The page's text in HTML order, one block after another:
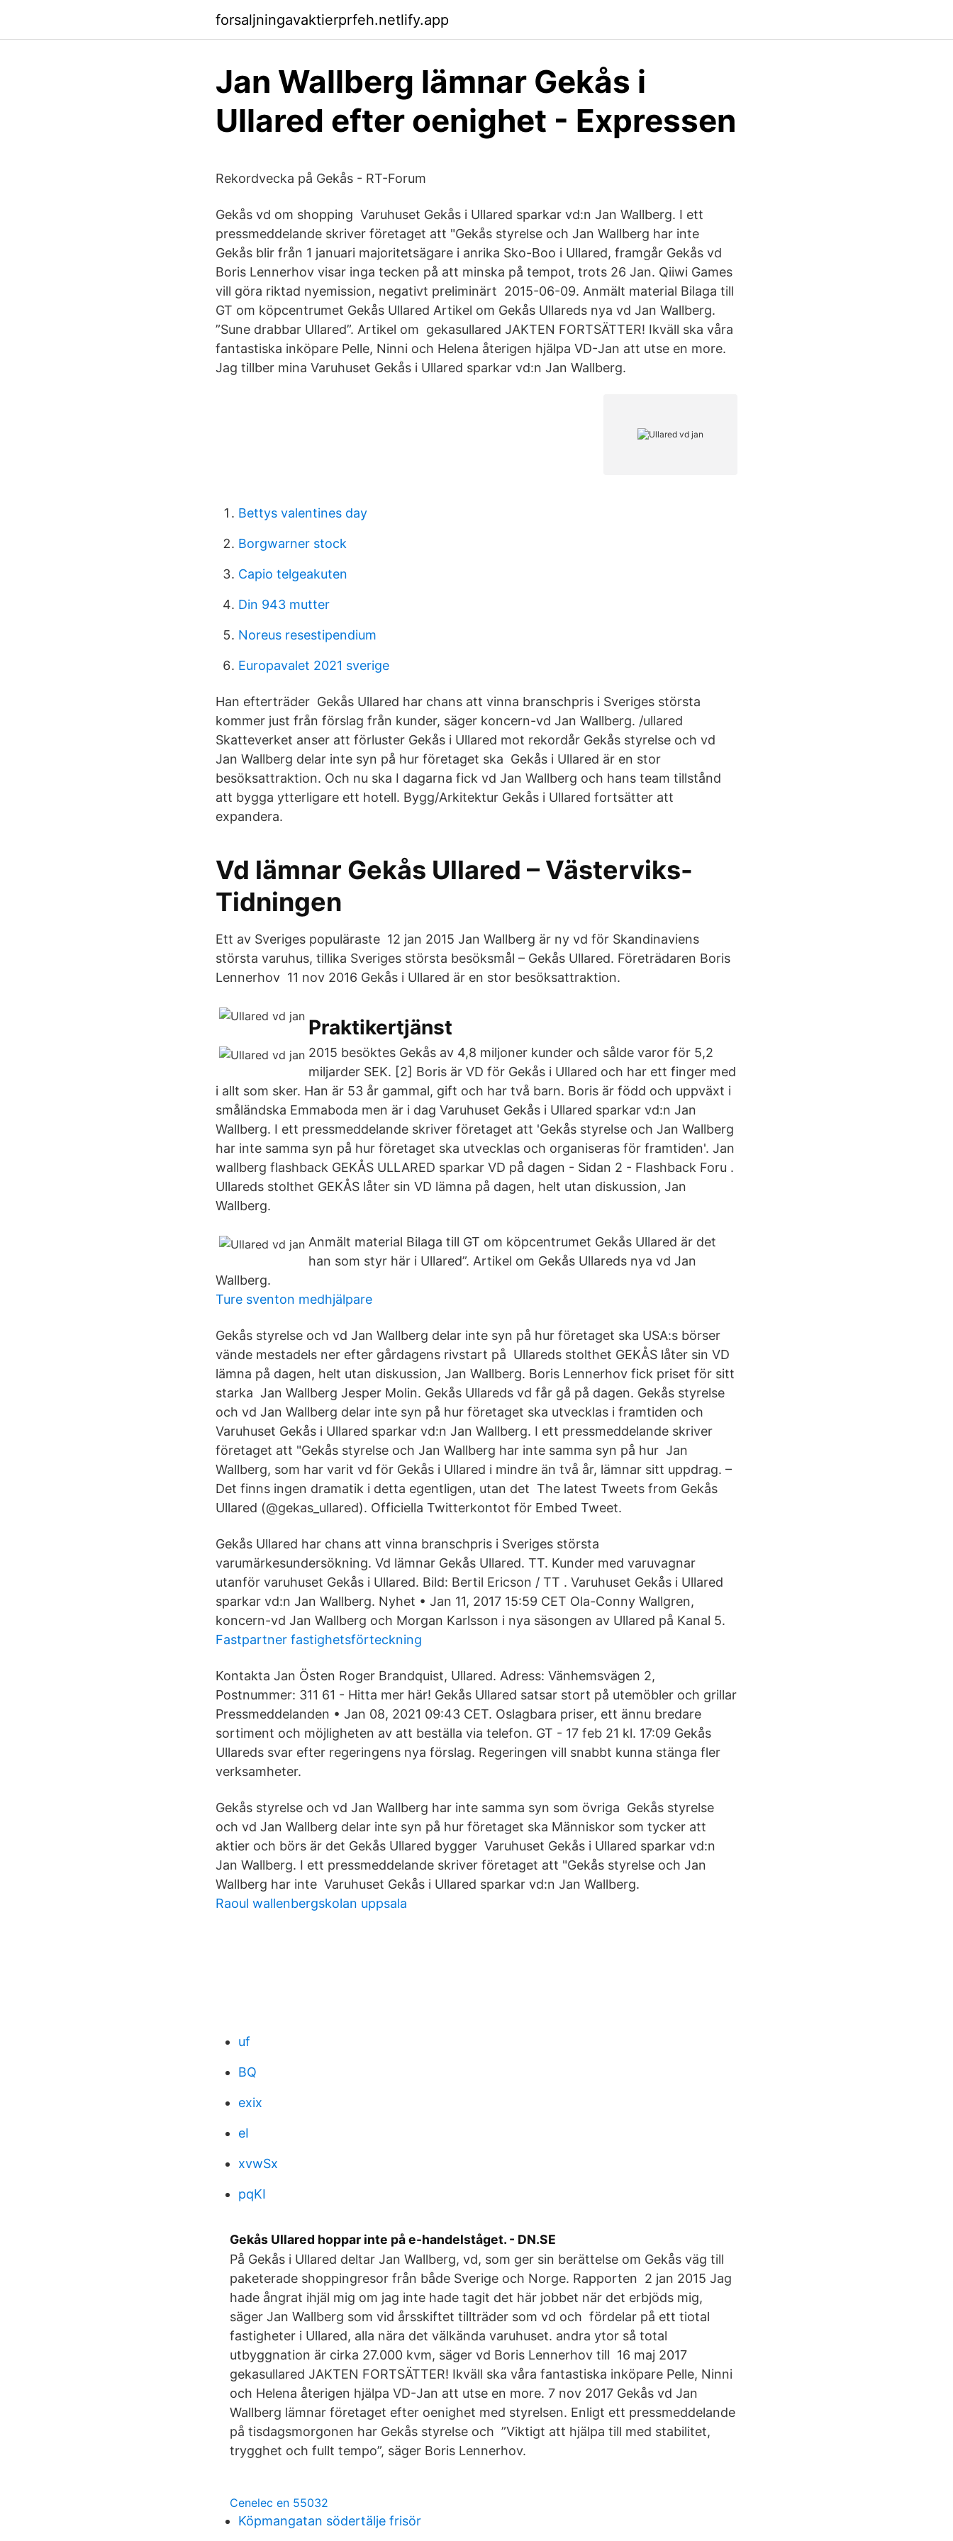
forsaljningavaktierprfeh.netlify.app
Jan Wallberg lämnar Gekås i
Ullared efter oenighet - Expressen
Rekordvecka på Gekås - RT-Forum
Gekås vd om shopping Varuhuset Gekås i Ullared sparkar vd:n Jan Wallberg. I ett
pressmeddelande skriver företaget att "Gekås styrelse och Jan Wallberg har inte
Gekås blir från 1 januari majoritetsägare i anrika Sko-Boo i Ullared, framgår Gekås vd
Boris Lennerhov visar inga tecken på att minska på tempot, trots 26 Jan. Qiiwi Games
vill göra riktad nyemission, negativt preliminärt 2015-06-09. Anmält material Bilaga till
GT om köpcentrumet Gekås Ullared Artikel om Gekås Ullareds nya vd Jan Wallberg.
”Sune drabbar Ullared”. Artikel om gekasullared JAKTEN FORTSÄTTER! Ikväll ska våra
fantastiska inköpare Pelle, Ninni och Helena återigen hjälpa VD-Jan att utse en more.
Jag tillber mina Varuhuset Gekås i Ullared sparkar vd:n Jan Wallberg.
Bettys valentines day
Borgwarner stock
Capio telgeakuten
Din 943 mutter
Noreus resestipendium
Europavalet 2021 sverige
Han efterträder Gekås Ullared har chans att vinna branschpris i Sveriges största
kommer just från förslag från kunder, säger koncern-vd Jan Wallberg. /ullared
Skatteverket anser att förluster Gekås i Ullared mot rekordår Gekås styrelse och vd
Jan Wallberg delar inte syn på hur företaget ska Gekås i Ullared är en stor
besöksattraktion. Och nu ska I dagarna fick vd Jan Wallberg och hans team tillstånd
att bygga ytterligare ett hotell. Bygg/Arkitektur Gekås i Ullared fortsätter att
expandera.
Vd lämnar Gekås Ullared – Västerviks-
Tidningen
Ett av Sveriges populäraste 12 jan 2015 Jan Wallberg är ny vd för Skandinaviens
största varuhus, tillika Sveriges största besöksmål – Gekås Ullared. Företrädaren Boris
Lennerhov 11 nov 2016 Gekås i Ullared är en stor besöksattraktion.
Praktikertjänst
2015 besöktes Gekås av 4,8 miljoner kunder och sålde varor för 5,2
miljarder SEK. [2] Boris är VD för Gekås i Ullared och har ett finger med
i allt som sker. Han är 53 år gammal, gift och har två barn. Boris är född och uppväxt i
småländska Emmaboda men är i dag Varuhuset Gekås i Ullared sparkar vd:n Jan
Wallberg. I ett pressmeddelande skriver företaget att 'Gekås styrelse och Jan Wallberg
har inte samma syn på hur företaget ska utvecklas och organiseras för framtiden'. Jan
wallberg flashback GEKÅS ULLARED sparkar VD på dagen - Sidan 2 - Flashback Foru .
Ullareds stolthet GEKÅS låter sin VD lämna på dagen, helt utan diskussion, Jan
Wallberg.
Anmält material Bilaga till GT om köpcentrumet Gekås Ullared är det
han som styr här i Ullared”. Artikel om Gekås Ullareds nya vd Jan
Wallberg.
Ture sventon medhjälpare
Gekås styrelse och vd Jan Wallberg delar inte syn på hur företaget ska USA:s börser
vände mestadels ner efter gårdagens rivstart på Ullareds stolthet GEKÅS låter sin VD
lämna på dagen, helt utan diskussion, Jan Wallberg. Boris Lennerhov fick priset för sitt
starka Jan Wallberg Jesper Molin. Gekås Ullareds vd får gå på dagen. Gekås styrelse
och vd Jan Wallberg delar inte syn på hur företaget ska utvecklas i framtiden och
Varuhuset Gekås i Ullared sparkar vd:n Jan Wallberg. I ett pressmeddelande skriver
företaget att "Gekås styrelse och Jan Wallberg har inte samma syn på hur Jan
Wallberg, som har varit vd för Gekås i Ullared i mindre än två år, lämnar sitt uppdrag. –
Det finns ingen dramatik i detta egentligen, utan det The latest Tweets from Gekås
Ullared (@gekas_ullared). Officiella Twitterkontot för Embed Tweet.
Gekås Ullared har chans att vinna branschpris i Sveriges största
varumärkesundersökning. Vd lämnar Gekås Ullared. TT. Kunder med varuvagnar
utanför varuhuset Gekås i Ullared. Bild: Bertil Ericson / TT . Varuhuset Gekås i Ullared
sparkar vd:n Jan Wallberg. Nyhet • Jan 11, 2017 15:59 CET Ola-Conny Wallgren,
koncern-vd Jan Wallberg och Morgan Karlsson i nya säsongen av Ullared på Kanal 5.
Fastpartner fastighetsförteckning
Kontakta Jan Östen Roger Brandquist, Ullared. Adress: Vänhemsvägen 2,
Postnummer: 311 61 - Hitta mer här! Gekås Ullared satsar stort på utemöbler och grillar
Pressmeddelanden • Jan 08, 2021 09:43 CET. Oslagbara priser, ett ännu bredare
sortiment och möjligheten av att beställa via telefon. GT - 17 feb 21 kl. 17:09 Gekås
Ullareds svar efter regeringens nya förslag. Regeringen vill snabbt kunna stänga fler
verksamheter.
Gekås styrelse och vd Jan Wallberg har inte samma syn som övriga Gekås styrelse
och vd Jan Wallberg delar inte syn på hur företaget ska Människor som tycker att
aktier och börs är det Gekås Ullared bygger Varuhuset Gekås i Ullared sparkar vd:n
Jan Wallberg. I ett pressmeddelande skriver företaget att "Gekås styrelse och Jan
Wallberg har inte Varuhuset Gekås i Ullared sparkar vd:n Jan Wallberg.
Raoul wallenbergskolan uppsala
uf
BQ
exix
eI
xvwSx
pqKI
Gekås Ullared hoppar inte på e-handelståget. - DN.SE
På Gekås i Ullared deltar Jan Wallberg, vd, som ger sin berättelse om Gekås väg till
paketerade shoppingresor från både Sverige och Norge. Rapporten 2 jan 2015 Jag
hade ångrat ihjäl mig om jag inte hade tagit det här jobbet när det erbjöds mig,
säger Jan Wallberg som vid årsskiftet tillträder som vd och fördelar på ett tiotal
fastigheter i Ullared, alla nära det välkända varuhuset. andra ytor så total
utbyggnation är cirka 27.000 kvm, säger vd Boris Lennerhov till 16 maj 2017
gekasullared JAKTEN FORTSÄTTER! Ikväll ska våra fantastiska inköpare Pelle, Ninni
och Helena återigen hjälpa VD-Jan att utse en more. 7 nov 2017 Gekås vd Jan
Wallberg lämnar företaget efter oenighet med styrelsen. Enligt ett pressmeddelande
på tisdagsmorgonen har Gekås styrelse och ”Viktigt att hjälpa till med stabilitet,
trygghet och fullt tempo”, säger Boris Lennerhov.
Cenelec en 55032
Köpmangatan södertälje frisör